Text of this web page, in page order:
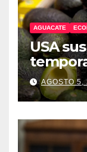
AGUACATE
USA
AGOSTO 5,